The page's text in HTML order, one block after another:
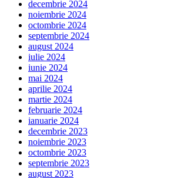
decembrie 2024
noiembrie 2024
octombrie 2024
septembrie 2024
august 2024
iulie 2024
iunie 2024
mai 2024
aprilie 2024
martie 2024
februarie 2024
ianuarie 2024
decembrie 2023
noiembrie 2023
octombrie 2023
septembrie 2023
august 2023